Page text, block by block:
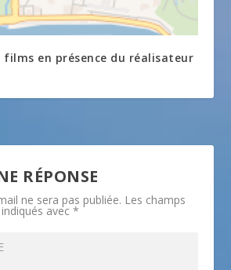
films en présence du réalisateur
RÉPONSE
ne sera pas publiée. Les champs
avec*